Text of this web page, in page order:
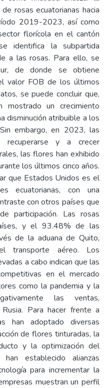
rosas ecuatorianas hacia
2019-2023, así como
florícola en el cantón
identifica la subpartida
a las rosas. Para ello, se
de donde se obtiene
valor FOB de los últimos
se puede concluir que,
mostrado un crecimiento
disminución atribuible a los
embargo, en 2023, las
recuperarse y a crecer
las flores han exhibido
los últimos cinco años.
que Estados Unidos es el
ecuatorianas, con una
con otros países que
participación. Las rosas
y el 93.48% de las
de la aduana de Quito,
transporte aéreo. Los
a cabo indican que las
en el mercado
como la pandemia y la
las ventas,
Para hacer frente a
han adoptado diversas
de flores tinturadas, la
y la optimización del
establecido alianzas
para incrementar la
muestran un perfil